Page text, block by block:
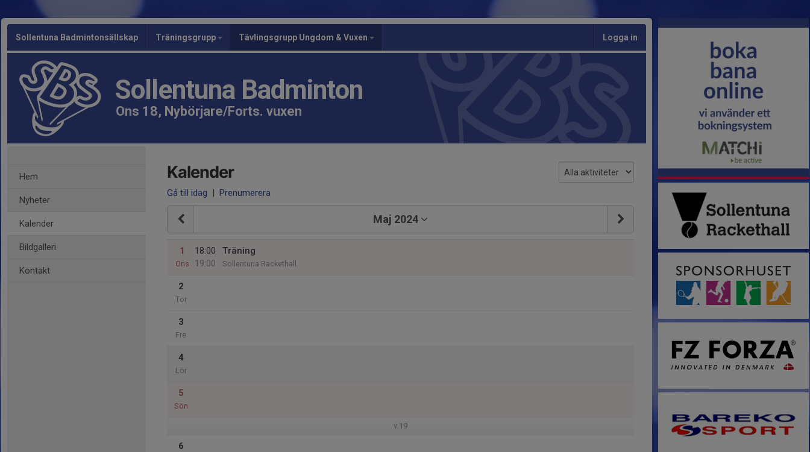
Sollentuna Badmintonsällskap Träningsgrupp Tävlingsgrupp Ungdom & Vuxen Logga in
Sollentuna Badminton
Ons 18, Nybörjare/Forts. vuxen
Hem
Nyheter
Kalender
Bildgalleri
Kontakt
Kalender
Gå till idag | Prenumerera
Maj 2024
1
Ons
18:00
19:00
Träning
Sollentuna Rackethall
2
Tor
3
Fre
4
Lör
5
Sön
v.19
6